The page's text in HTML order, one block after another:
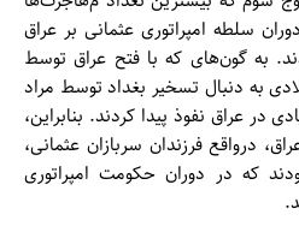
سلطه امپراتوری عثمانی بر عراق
به گون‌های که با فتح عراق توسط
یکم در سال ۱۵۳۴ میلادی به دنبال تسخیر بغداد توسط مراد
تُرکان زیادی در عراق نفوذ پیدا کردند. بنابراین،
درواقع فرزندان سربازان عثمانی،
که در دوران حکومت امپراتوری